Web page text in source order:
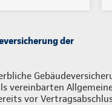
der
vereinbarten
vor